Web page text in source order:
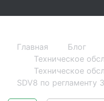
Главная Блог
Техническое
Техническое
SDV8 по регламенту